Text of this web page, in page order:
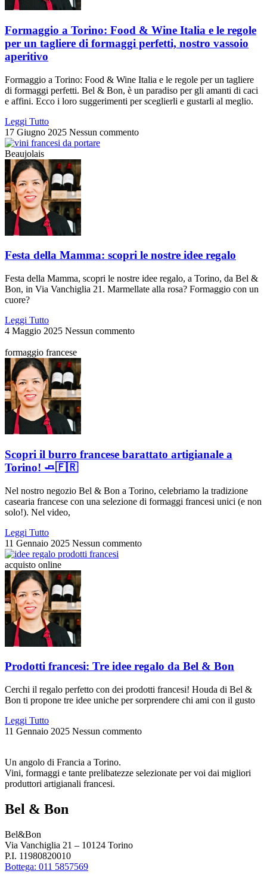
Formaggio a Torino: Food & Wine Italia e le regole
per un tagliere di formaggi perfetti, nostro vassoio
aperitivo
Formaggio a Torino: Food & Wine Italia e le regole per un tagliere
di formaggi perfetti. Bel & Bon, è un paradiso per gli amanti di caci
e affini. Ecco i loro suggerimenti per sceglierli e gustarli al meglio.
Leggi Tutto
17 Giugno 2025 Nessun commento
Beaujolais
Festa della Mamma: scopri le nostre idee regalo
Festa della Mamma, scopri le nostre idee regalo, a Torino, da Bel &
Bon, in Via Vanchiglia 21. Marmellate alla rosa? Formaggio con un
cuore?
Leggi Tutto
4 Maggio 2025 Nessun commento
formaggio francese
Scopri il burro francese barattato artigianale a
Torino! 🧈🇫🇷
Nel nostro negozio Bel & Bon a Torino, celebriamo la tradizione
casearia francese con una selezione di formaggi francesi unici (e non
solo!). Nel video,
Leggi Tutto
11 Gennaio 2025 Nessun commento
acquisto online
Prodotti francesi: Tre idee regalo da Bel & Bon
Cerchi il regalo perfetto con dei prodotti francesi! Houda di Bel &
Bon ti propone tre idee uniche per sorprendere chi ami con il gusto
Leggi Tutto
11 Gennaio 2025 Nessun commento
Un angolo di Francia a Torino.
Vini, formaggi e tante prelibatezze selezionate per voi dai migliori
produttori artigianali francesi.
Bel & Bon
Bel&Bon
Via Vanchiglia 21 – 10124 Torino
P.I. 11980820010
Bottega: 011 5857569